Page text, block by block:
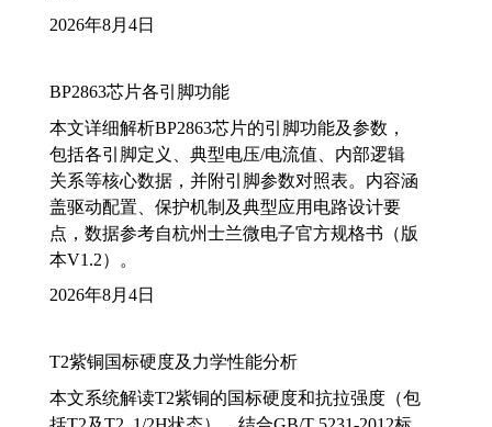
2026年8月4日
BP2863芯片各引脚功能
本文详细解析BP2863芯片的引脚功能及参数，
包括各引脚定义、典型电压/电流值、内部逻辑
关系等核心数据，并附引脚参数对照表。内容涵
盖驱动配置、保护机制及典型应用电路设计要
点，数据参考自杭州士兰微电子官方规格书（版
本V1.2）。
2026年8月4日
T2紫铜国标硬度及力学性能分析
本文系统解读T2紫铜的国标硬度和抗拉强度（包